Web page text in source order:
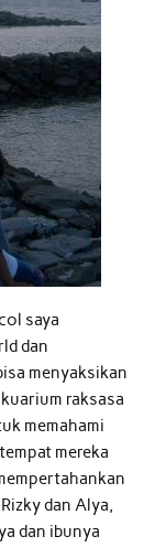
saya
dan
menyaksikan
raksasa
memahami
mereka
dan Alya,
dan ibunya